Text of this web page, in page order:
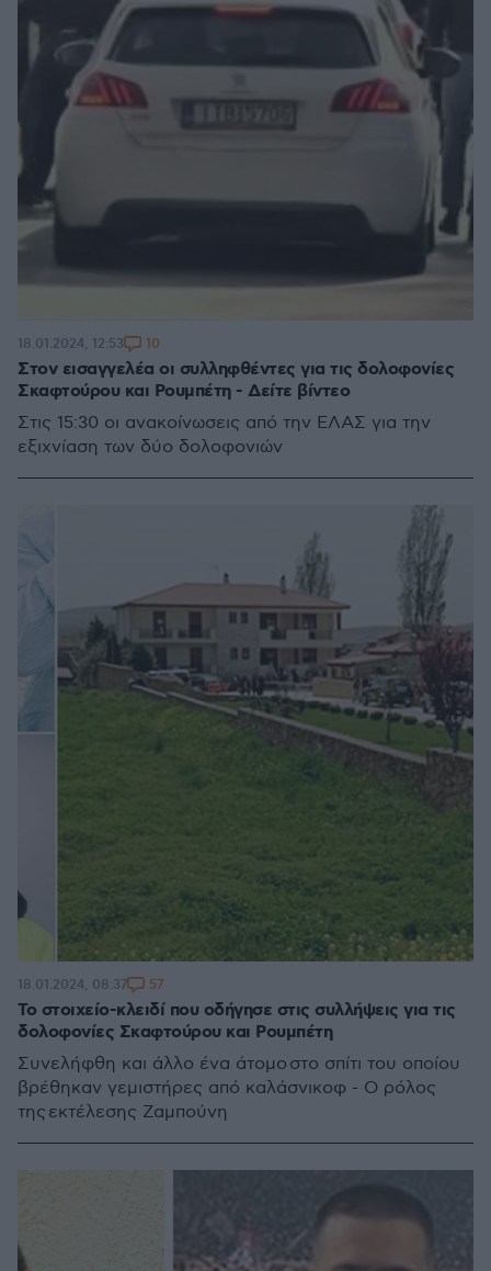
Στον εισαγγελέα οι συλληφθέντες για τις δολοφονίες
Σκαφτούρου και Ρουμπέτη - Δείτε βίντεο
Στις 15:30 οι ανακοίνωσεις από την ΕΛΑΣ για την
εξιχνίαση των δύο δολοφονιών
18.01.2024, 12:53 10
Το στοιχείο-κλειδί που οδήγησε στις συλλήψεις για τις
δολοφονίες Σκαφτούρου και Ρουμπέτη
Συνελήφθη και άλλο ένα άτομο στο σπίτι του οποίου
βρέθηκαν γεμιστήρες από καλάσνικοφ - Ο ρόλος
της εκτέλεσης Ζαμπούνη
18.01.2024, 08:37 57